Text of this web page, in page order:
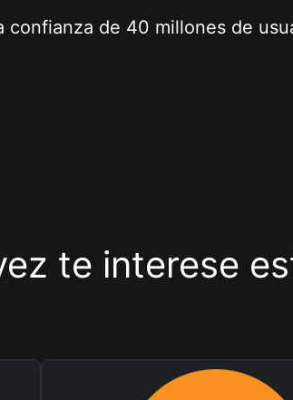
confianza de 40 millones de
te interese